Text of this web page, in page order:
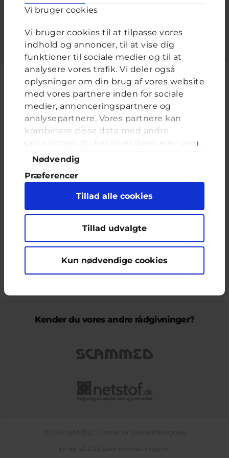
Vi bruger cookies
Vi bruger cookies til at tilpasse vores
indhold og annoncer, til at vise dig
funktioner til sociale medier og til at
analysere vores trafik. Vi deler også
oplysninger om din brug af vores website
med vores partnere inden for sociale
medier, annonceringspartnere og
analysepartnere. Vores partnere kan
kombinere disse data med andre
oplysninger, du har givet dem, eller som
de har indsamlet fra din brug af deres
tjenester. Du samtykker til vores cookies,
hvis du fortsætter med at anvende vores
hjemmeside.
Samtykkevalg
Nødvendig
Præferencer
Marketing
Tillad alle cookies
Tillad udvalgte
Kun nødvendige cookies
Indtast adgangskoden der hører til dit brugernavn.
Cyberhus er et klubhus på nettet for dig op til 25 år. Du kan skrive til
en voksen og få rådgivning i vores brevkasser og chat, dele dine
tanker i ung-til-ung eller bare hænge ud, og læse med. I Cyberhus
kan du være dig selv, og har du brug for en voksen, vil vi gerne lytte
ikke nødvendigvis den Europæiske Unions holdninger.
Kender du vores andre rådgivninger?
© Copyright 2022 - Center for Digital Pædagogik
En del af: EU's Safer Internet Program